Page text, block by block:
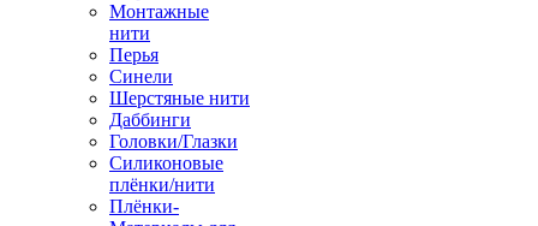
Монтажные
нити
Перья
Синели
Шерстяные нити
Даббинги
Головки/Глазки
Силиконовые
плёнки/нити
Плёнки-